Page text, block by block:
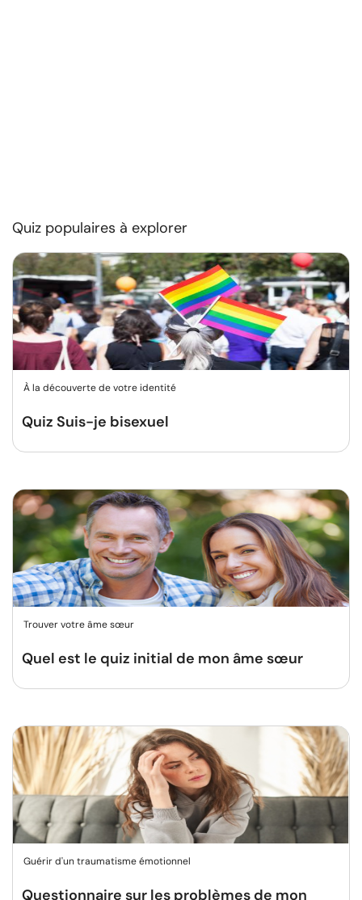
Quiz populaires à explorer
À la découverte de votre identité
Quiz Suis-je bisexuel
Trouver votre âme sœur
Quel est le quiz initial de mon âme sœur
Guérir d'un traumatisme émotionnel
Questionnaire sur les problèmes de mon